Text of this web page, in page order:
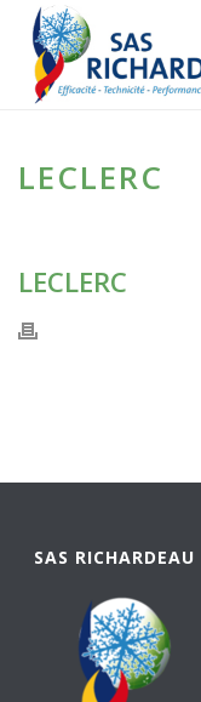
LECLERC
LECLERC
SAS RICHARDEAU